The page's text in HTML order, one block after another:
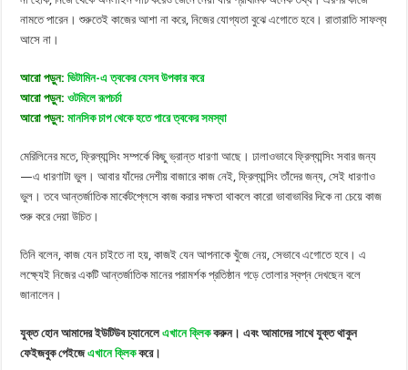
নামতে পারেন। শুরুতেই কাজের আশা না করে, নিজের যোগ্যতা বুঝে এগোতে হবে। রাতারাতি সাফল্য
আসে না।
আরো পড়ুন: ভিটামিন-এ ত্বকের যেসব উপকার করে
আরো পড়ুন: ওটমিলে রূপচর্চা
আরো পড়ুন: মানসিক চাপ থেকে হতে পারে ত্বকের সমস্যা
মেরিলিনের মতে, ফ্রিল্যান্সিং সম্পর্কে কিছু ভ্রান্ত ধারণা আছে। ঢালাওভাবে ফ্রিল্যান্সিং সবার জন্য
—এ ধারণাটা ভুল। আবার যাঁদের দেশীয় বাজারে কাজ নেই, ফ্রিল্যান্সিং তাঁদের জন্য, সেই ধারণাও
ভুল। তবে আন্তর্জাতিক মার্কেটপ্লেসে কাজ করার দক্ষতা থাকলে কারো ভাবাভাবির দিকে না চেয়ে কাজ
শুরু করে দেয়া উচিত।
তিনি বলেন, কাজ যেন চাইতে না হয়, কাজই যেন আপনাকে খুঁজে নেয়, সেভাবে এগোতে হবে। এ
লক্ষ্যেই নিজের একটি আন্তর্জাতিক মানের পরামর্শক প্রতিষ্ঠান গড়ে তোলার স্বপ্ন দেখছেন বলে
জানালেন।
যুক্ত হোন আমাদের ইউটিউব চ্যানেলেএখানে ক্লিককরুন। এবং আমাদের সাথে যুক্ত থাকুন
ফেইজবুক পেইজেএখানে ক্লিককরে।